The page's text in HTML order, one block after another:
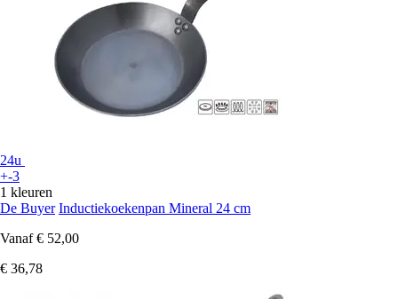
24u
+-3
1 kleuren
De Buyer Inductiekoekenpan Mineral 24 cm
Vanaf € 52,00
€ 36,78